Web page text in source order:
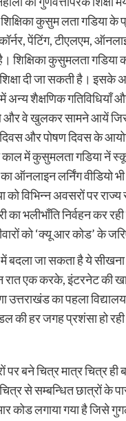
कुसुम लता गडिया के
कॉर्नर, पेंटिंग, टीएलएम,
शिक्षिका कुसुमलता गडिया
दी जा सकती है। इसके
में अन्य शैक्षणिक
और वे खुलकर सामने आयें
और पोषण दिवस के
काल में कुसुमलता गडिया नें
का ऑनलाइन लर्निंग
को विभिन्न अवसरों पर
का भलीभाँति निर्वहन कर
को ‘क्यू आर कोड’ के
जा सकता है ये सीखना
रात एक करके, इंटरनेट की
उत्तराखंड का पहला
की हर जगह प्रशंसा हो
पर बने चित्र मात्र
से सम्बन्धित छात्रों के
लगाया गया है जिसे